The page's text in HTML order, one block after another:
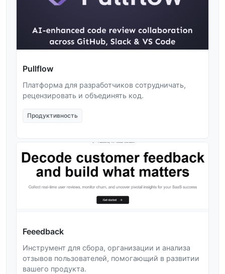
Pullflow
Платформа для разработчиков сотрудничать,
рецензировать и объединять код.
Продуктивность
Feeedback
Инструмент для сбора, организации и анализа
отзывов пользователей, помогающий в развитии
вашего продукта.